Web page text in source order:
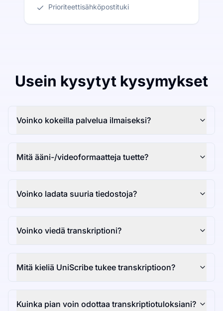
Prioriteettisähköpostituki
Usein kysytyt kysymykset
Voinko kokeilla palvelua ilmaiseksi?
Mitä ääni-/videoformaatteja tuette?
Voinko ladata suuria tiedostoja?
Voinko viedä transkriptioni?
Mitä kieliä UniScribe tukee transkriptioon?
Kuinka pian voin odottaa transkriptiotuloksiani?